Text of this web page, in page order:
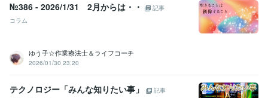
№386 - 2026/1/31 2月からは・・
記事
コラム
ゆう子☆作業療法士＆ライフコーチ
2026/01/30 23:20
テクノロジー「みんな知りたい事」
記事